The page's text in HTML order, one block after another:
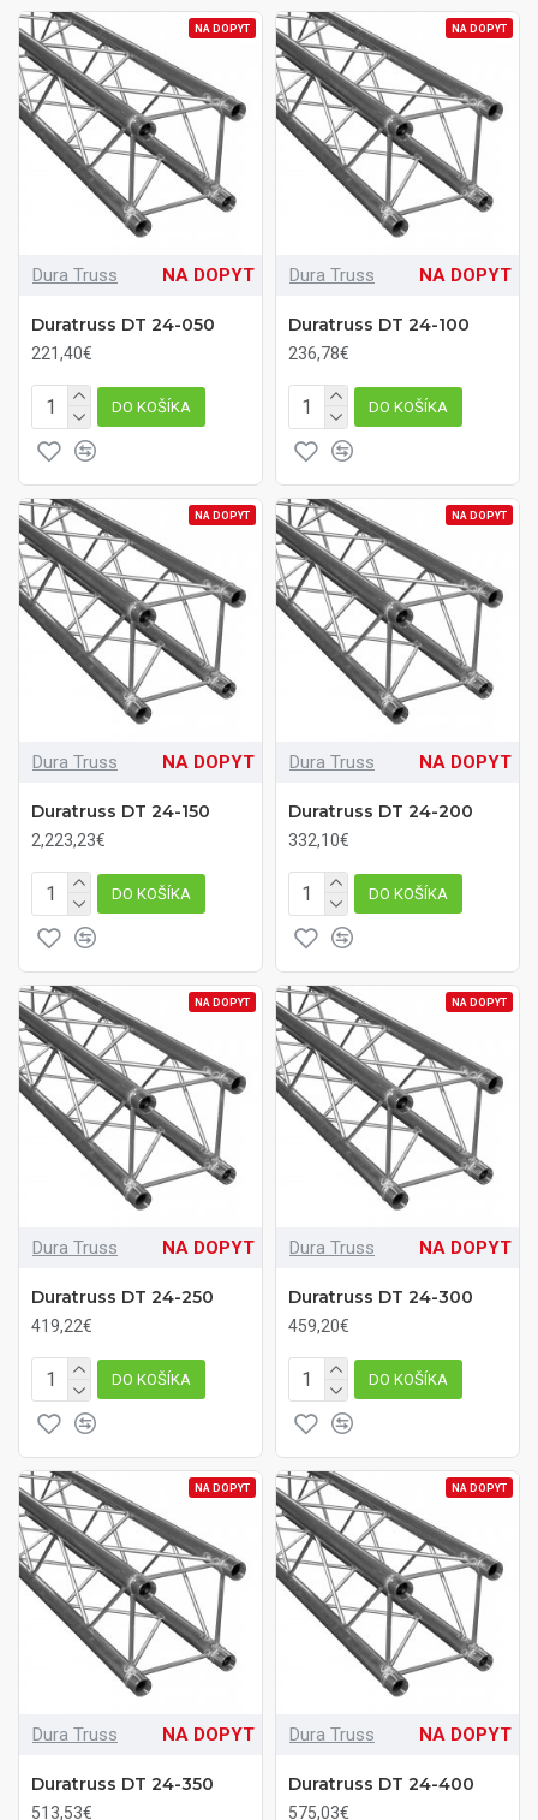
NA DOPYT
Dura Truss NA DOPYT
Duratruss DT 24-050
221,40€
DO KOŠÍKA
NA DOPYT
Dura Truss NA DOPYT
Duratruss DT 24-100
236,78€
DO KOŠÍKA
NA DOPYT
Dura Truss NA DOPYT
Duratruss DT 24-150
2,223,23€
DO KOŠÍKA
NA DOPYT
Dura Truss NA DOPYT
Duratruss DT 24-200
332,10€
DO KOŠÍKA
NA DOPYT
Dura Truss NA DOPYT
Duratruss DT 24-250
419,22€
DO KOŠÍKA
NA DOPYT
Dura Truss NA DOPYT
Duratruss DT 24-300
459,20€
DO KOŠÍKA
NA DOPYT
Dura Truss NA DOPYT
Duratruss DT 24-350
513,53€
NA DOPYT
Dura Truss NA DOPYT
Duratruss DT 24-400
575,03€